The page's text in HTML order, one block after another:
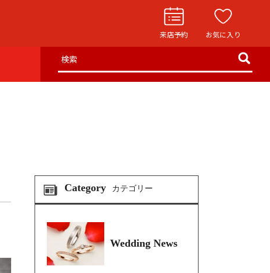
来店予約 お気に入り
お役立ち記事
フェア・ニュース
ブログ・お客様の声
カタログ請求
検索
Category カテゴリー
Wedding News